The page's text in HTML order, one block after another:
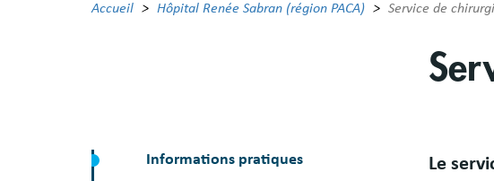
Accueil Hôpital Renée Sabran (région PACA) Service de
Informations pratiques
Le